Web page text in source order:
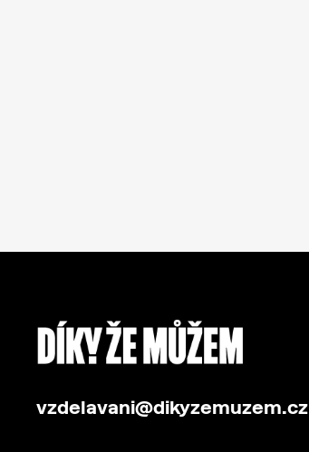
vzdelavani@dikyzemuzem.cz